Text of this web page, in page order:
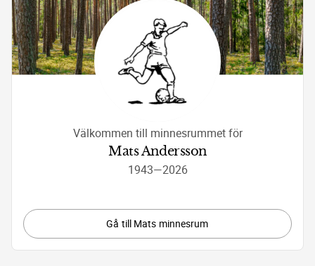
Välkommen till minnesrummet för
Mats Andersson
1943—2026
Gå till Mats minnesrum